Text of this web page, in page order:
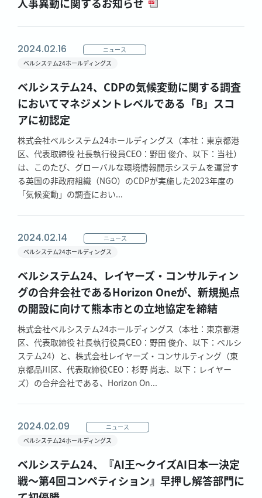
2024.02.16
ニュース
ベルシステム24ホールディングス
ベルシステム24、CDPの気候変動に関する調査
においてマネジメントレベルである「B」スコ
アに初認定
株式会社ベルシステム24ホールディングス（本社：東京都港
区、代表取締役 社長執行役員CEO：野田 俊介、以下：当社）
は、このたび、グローバルな環境情報開示システムを運営す
る英国の非政府組織（NGO）のCDPが実施した2023年度の
「気候変動」の調査におい...
2024.02.14
ニュース
ベルシステム24ホールディングス
ベルシステム24、レイヤーズ・コンサルティン
グの合弁会社であるHorizon Oneが、新規拠点
の開設に向けて熊本市との立地協定を締結
株式会社ベルシステム24ホールディングス（本社：東京都港
区、代表取締役 社長執行役員CEO：野田 俊介、以下：ベルシ
ステム24）と、株式会社レイヤーズ・コンサルティング（東
京都品川区、代表取締役CEO：杉野 尚志、以下：レイヤー
ズ）の合弁会社である、Horizon On...
2024.02.09
ニュース
ベルシステム24ホールディングス
ベルシステム24、『AI王～クイズAI日本一決定
戦～第4回コンペティション』早押し解答部門に